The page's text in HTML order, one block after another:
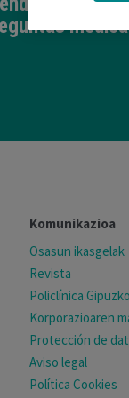
Komunikazioa
Osasun ikasgelak
Revista
Policlínica
Korporazioaren
Protección de
Aviso legal
Política Cookies